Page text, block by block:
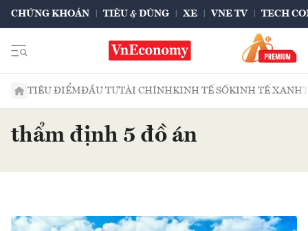
CHỨNG KHOÁN TIÊU & DÙNG XE VNE TV TECH
TIÊU ĐIỂMĐẦU TƯTÀI CHÍNHKINH TẾ SỐKINH TẾ XANH
thẩm định 5 đồ án